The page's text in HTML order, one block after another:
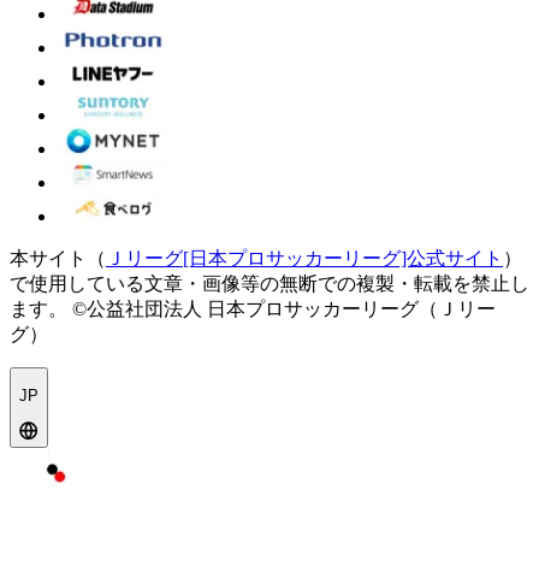
本サイト（ Ｊリーグ[日本プロサッカーリーグ]公式サイト ）
で使用している文章・画像等の無断での複製・転載を禁止し
ます。
©公益社団法人 日本プロサッカーリーグ（Ｊリー
グ）
JP